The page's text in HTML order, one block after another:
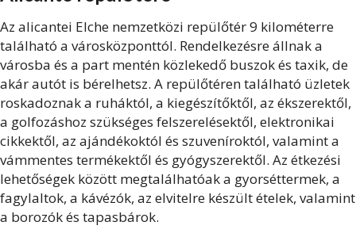
Az alicantei Elche nemzetközi repülőtér 9 kilométerre
található a városközponttól. Rendelkezésre állnak a
városba és a part mentén közlekedő buszok és taxik, de
akár autót is bérelhetsz. A repülőtéren található üzletek
roskadoznak a ruháktól, a kiegészítőktől, az ékszerektől,
a golfozáshoz szükséges felszerelésektől, elektronikai
cikkektől, az ajándékoktól és szuveníroktól, valamint a
vámmentes termékektől és gyógyszerektől. Az étkezési
lehetőségek között megtalálhatóak a gyorséttermek, a
fagylaltok, a kávézók, az elvitelre készült ételek, valamint
a borozók és tapasbárok.